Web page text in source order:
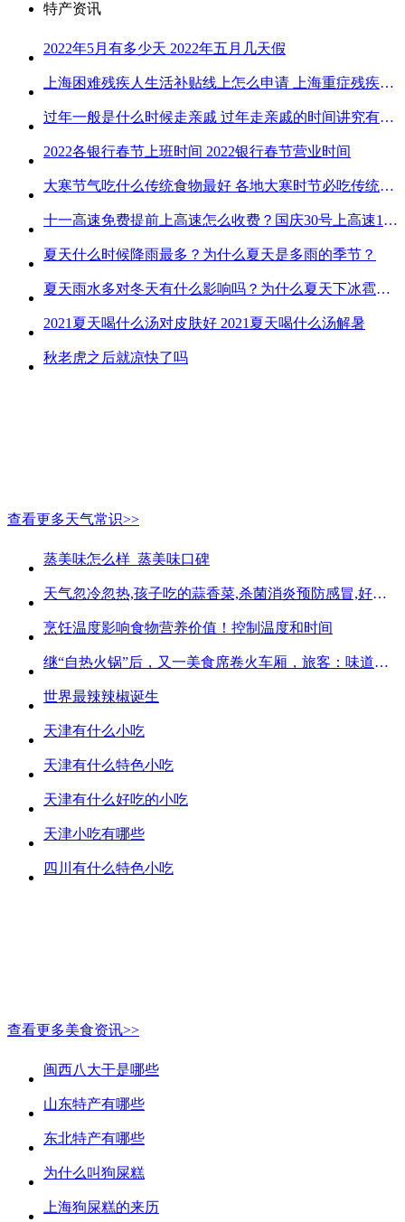
特产资讯
2022年5月有多少天 2022年五月几天假
上海困难残疾人生活补贴线上怎么申请 上海重症残疾人护理补贴线上申请流程
过年一般是什么时候走亲戚 过年走亲戚的时间讲究有哪些
2022各银行春节上班时间 2022银行春节营业时间
大寒节气吃什么传统食物最好 各地大寒时节必吃传统美食
十一高速免费提前上高速怎么收费？国庆30号上高速1号下高速免费吗？
夏天什么时候降雨最多？为什么夏天是多雨的季节？
夏天雨水多对冬天有什么影响吗？为什么夏天下冰雹而冬天不下冰雹
2021夏天喝什么汤对皮肤好 2021夏天喝什么汤解暑
秋老虎之后就凉快了吗
查看更多天气常识>>
蒸美味怎么样_蒸美味口碑
天气忽冷忽热,孩子吃的蒜香菜,杀菌消炎预防感冒,好吃不贵
烹饪温度影响食物营养价值！控制温度和时间
继“自热火锅”后，又一美食席卷火车厢，旅客：味道好吃又方便
世界最辣辣椒诞生
天津有什么小吃
天津有什么特色小吃
天津有什么好吃的小吃
天津小吃有哪些
四川有什么特色小吃
查看更多美食资讯>>
闽西八大干是哪些
山东特产有哪些
东北特产有哪些
为什么叫狗屎糕
上海狗屎糕的来历